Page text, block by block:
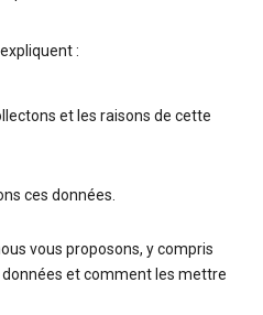
:
et les raisons de cette
ces données.
vous proposons, y compris
et comment les mettre